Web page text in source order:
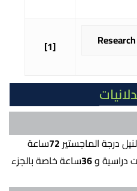
[1]
درجة الماجستير 72ساعة
دراسية و36ساعة خاصة بالجزء